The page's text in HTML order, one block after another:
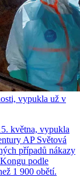
vypukla už v
května, vypukla
AP Světová
případů nákazy
podle
1 900 obětí.